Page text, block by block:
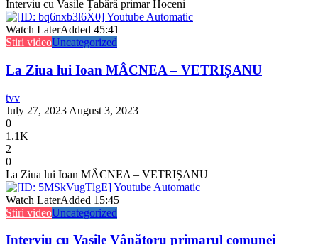
Interviu cu Vasile Țabără primar Hoceni
Watch LaterAdded 45:41
Stiri videoUncategorized
La Ziua lui Ioan MÂCNEA – VETRIȘANU
tvv
July 27, 2023 August 3, 2023
0
1.1K
2
0
La Ziua lui Ioan MÂCNEA – VETRIȘANU
Watch LaterAdded 15:45
Stiri videoUncategorized
Interviu cu Vasile Vânătoru primarul comunei